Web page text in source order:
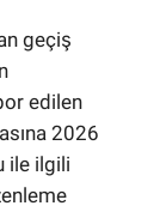
geçiş
edilen
2026
ile ilgili